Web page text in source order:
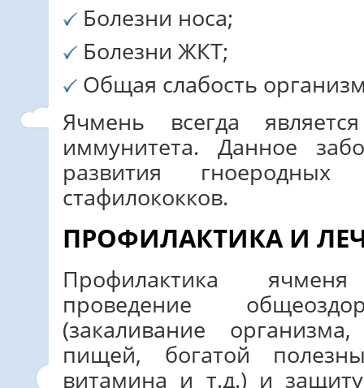
Болезни носа;
Болезни ЖКТ;
Общая слабость
Ячмень всегда
иммунитета. Данное
развития
стафилококков.
ПРОФИЛАКТИКА И
Профилактика
проведение
(закаливание
пищей, богатой
витамина и т.д.) и